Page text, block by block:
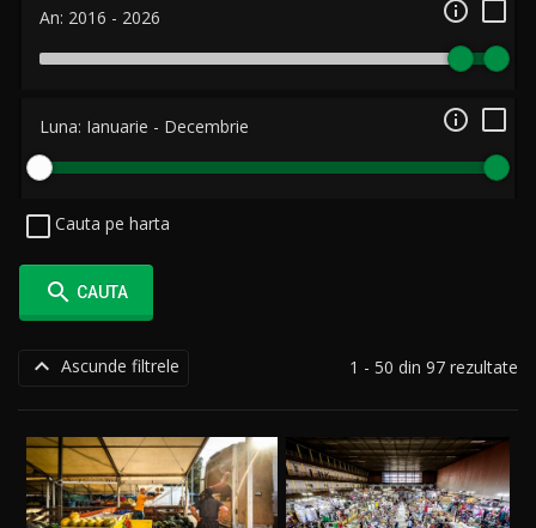
An: 2016 - 2026 
Luna: Ianuarie - Decembrie 
Cauta pe harta
 CAUTA
 Ascunde filtrele 1 - 50 din 97 rezultate